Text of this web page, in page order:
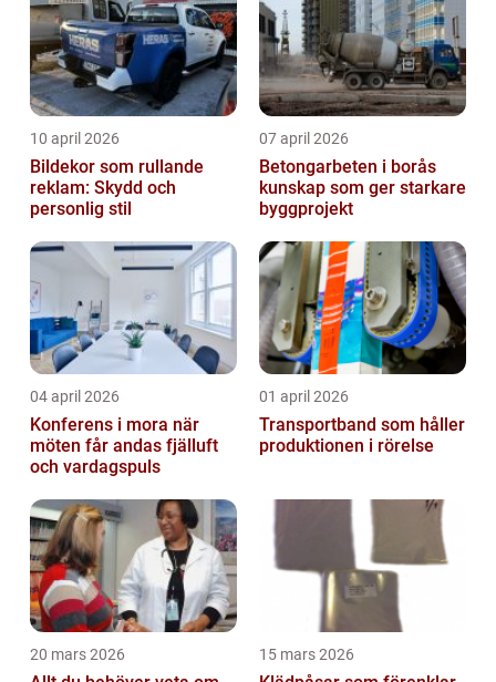
10 april 2026
Bildekor som rullande
reklam: Skydd och
personlig stil
07 april 2026
Betongarbeten i borås
kunskap som ger starkare
byggprojekt
04 april 2026
Konferens i mora när
möten får andas fjälluft
och vardagspuls
01 april 2026
Transportband som håller
produktionen i rörelse
20 mars 2026 15 mars 2026